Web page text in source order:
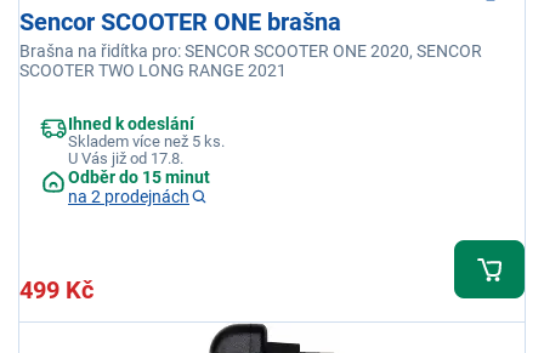
Sencor SCOOTER ONE brašna
Brašna na řidítka pro: SENCOR SCOOTER ONE 2020, SENCOR
SCOOTER TWO LONG RANGE 2021
Ihned k odeslání
Skladem více než 5 ks.
U Vás již od 17.8.
Odběr do 15 minut
na 2 prodejnách
499 Kč